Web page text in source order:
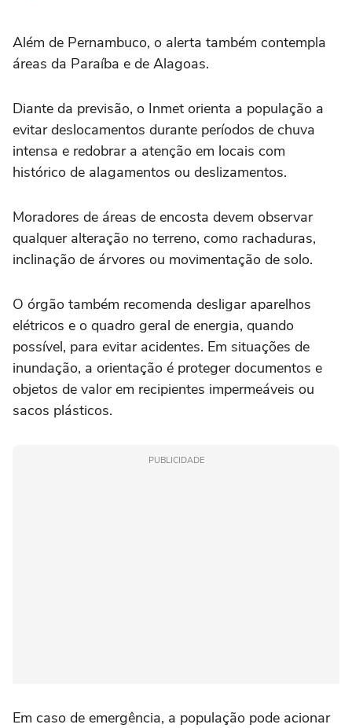
Além de Pernambuco, o alerta também contempla
áreas da Paraíba e de Alagoas.
Diante da previsão, o Inmet orienta a população a
evitar deslocamentos durante períodos de chuva
intensa e redobrar a atenção em locais com
histórico de alagamentos ou deslizamentos.
Moradores de áreas de encosta devem observar
qualquer alteração no terreno, como rachaduras,
inclinação de árvores ou movimentação de solo.
O órgão também recomenda desligar aparelhos
elétricos e o quadro geral de energia, quando
possível, para evitar acidentes. Em situações de
inundação, a orientação é proteger documentos e
objetos de valor em recipientes impermeáveis ou
sacos plásticos.
PUBLICIDADE
Em caso de emergência, a população pode acionar